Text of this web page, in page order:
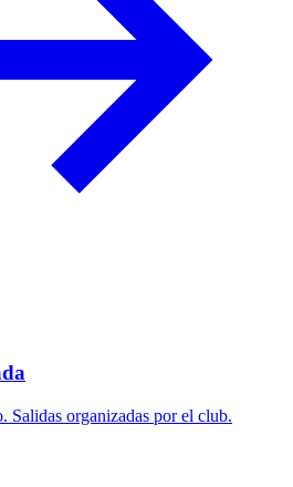
Salidas organizadas por el club.